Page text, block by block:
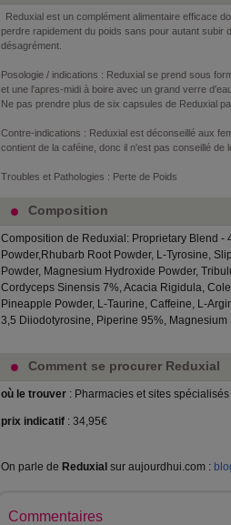
Reduxial est un complément alimentaire efficace
perdre rapidement du poids sans pour autant subir
désagrément.
Posologie / indications : Reduxial se prend sous
et une l'apres-midi à boire avec un grand verre
Ne pas prendre plus de six capsules de Reduxial
Contre-indications : Reduxial est déconseillé aux
contient de la caféine, donc il n'est pas conseillé de
Troubles et Pathologies : Perte de Poids
Composition
Composition de Reduxial: Proprietary Blend -
Powder,Rhubarb Root Powder, L-Tyrosine,
Powder, Magnesium Hydroxide Powder,
Cordyceps Sinensis 7%, Acacia Rigidula,
Pineapple Powder, L-Taurine, Caffeine, L-
3,5 Diiodotyrosine, Piperine 95%, Magnesium
Comment se procurer Reduxial
où le trouver : Pharmacies et sites spécialisés
prix indicatif : 34,95€
On parle de Reduxial sur aujourdhui.com :
Commentaires